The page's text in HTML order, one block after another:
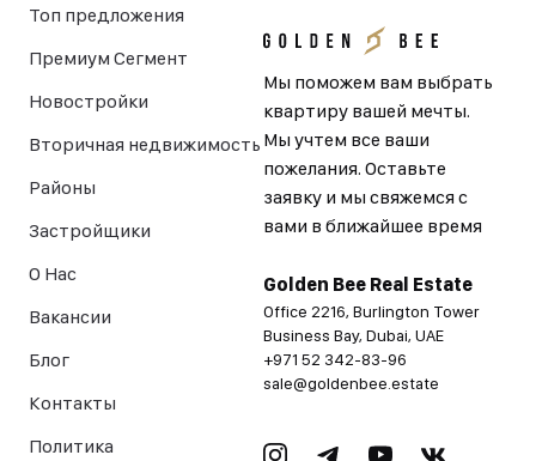
Мы поможем вам выбрать
квартиру вашей мечты.
Мы учтем все ваши
пожелания. Оставьте
заявку и мы свяжемся с
вами в ближайшее время
Golden Bee Real Estate
Office 2216, Burlington Tower
Business Bay, Dubai, UAE
+971 52 342-83-96
sale@goldenbee.estate
Топ предложения
Премиум Сегмент
Новостройки
Вторичная недвижимость
Районы
Застройщики
О Нас
Вакансии
Блог
Контакты
Политика